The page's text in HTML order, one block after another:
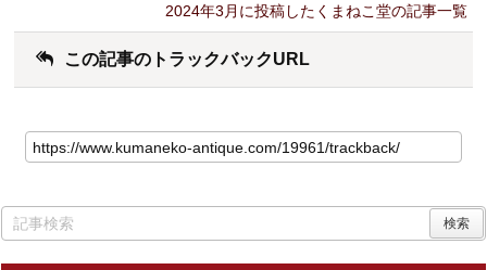
2024年3月に投稿したくまねこ堂の記事一覧
この記事のトラックバックURL